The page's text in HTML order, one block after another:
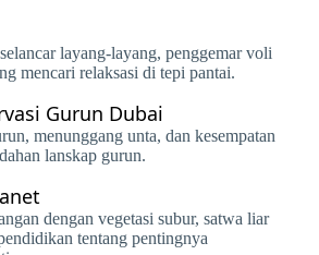
layang-layang, penggemar voli
mencari relaksasi di tepi pantai.
Gurun Dubai
menunggang unta, dan kesempatan
lanskap gurun.
dengan vegetasi subur, satwa liar
tentang pentingnya